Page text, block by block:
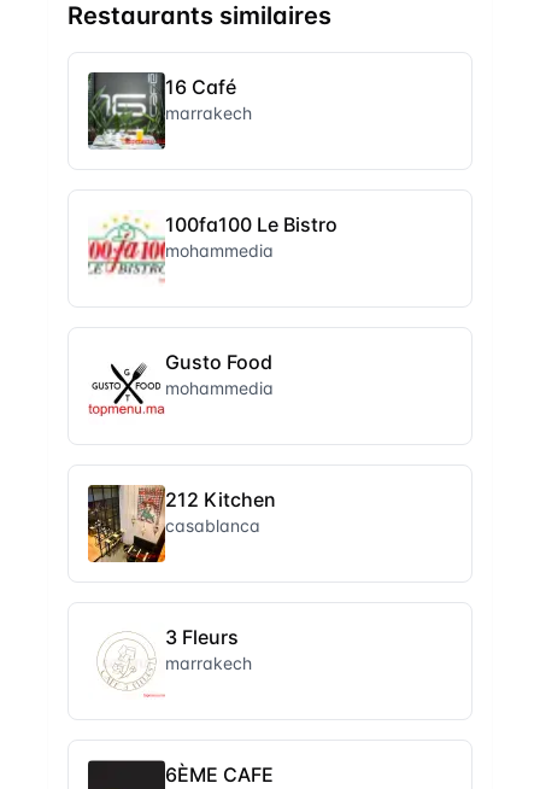
Restaurants similaires
16 Café
marrakech
100fa100 Le Bistro
mohammedia
Gusto Food
mohammedia
212 Kitchen
casablanca
3 Fleurs
marrakech
6ÈME CAFE